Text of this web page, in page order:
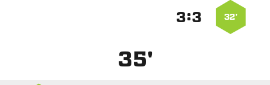
32’
:
35'